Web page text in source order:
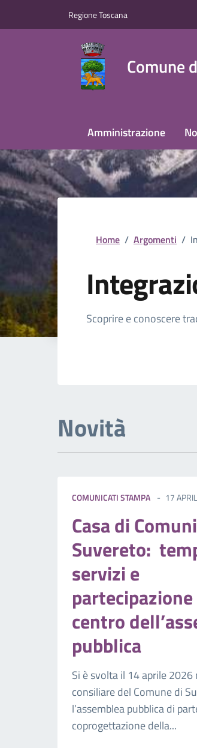
Regione Toscana
Comune
Amministrazione
Home / Argomenti /
Dettagli
Scoprire e conoscere
Novità
COMUNICATI STAMPA 17
Casa di
Suvereto:
servizi e
centro
pubblica
Si è svolta il 14 aprile 2026
consiliare del Comune di
l’assemblea pubblica di
coprogettazione della...